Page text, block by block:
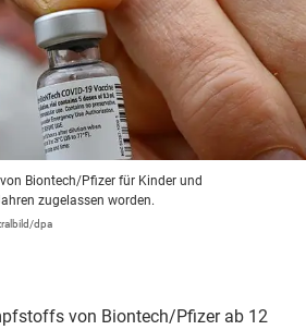
Biontech/Pfizer für Kinder und
zugelassen worden.
dpa
von Biontech/Pfizer ab 12